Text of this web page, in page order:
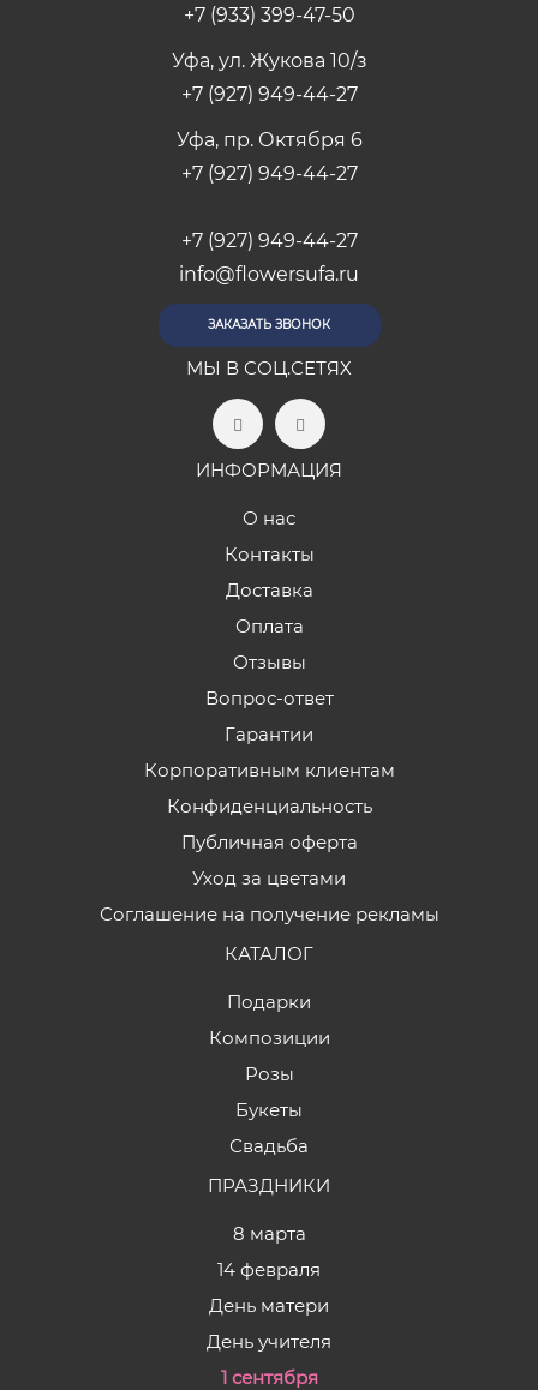
+7 (933) 399-47-50
Уфа, ул. Жукова 10/з
+7 (927) 949-44-27
Уфа, пр. Октября 6
+7 (927) 949-44-27
+7 (927) 949-44-27
info@flowersufa.ru
ЗАКАЗАТЬ ЗВОНОК
МЫ В СОЦ.СЕТЯХ
ИНФОРМАЦИЯ
О нас
Контакты
Доставка
Оплата
Отзывы
Вопрос-ответ
Гарантии
Корпоративным клиентам
Конфиденциальность
Публичная оферта
Уход за цветами
Соглашение на получение рекламы
КАТАЛОГ
Подарки
Композиции
Розы
Букеты
Свадьба
ПРАЗДНИКИ
8 марта
14 февраля
День матери
День учителя
1 сентября